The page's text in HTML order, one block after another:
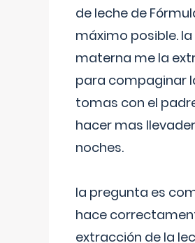
de leche de
máximo posible.
materna me la
para compaginar
tomas con el
hacer mas
noches.
la pregunta es
hace
extracción de la